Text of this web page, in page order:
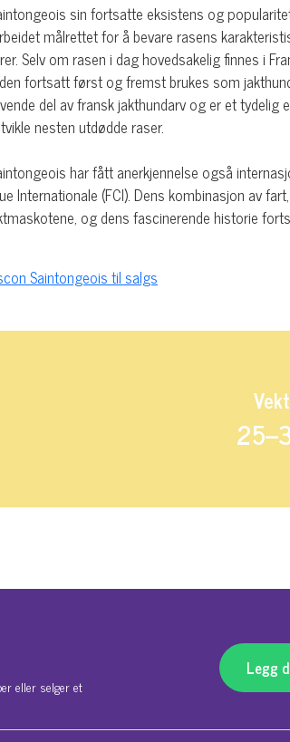
sin fortsatte eksistens og
målrettet for å bevare rasens
Selv om rasen i dag hovedsakelig finnes i
fortsatt først og fremst brukes som
del av fransk jakthundarv og er et tydelig
nesten utdødde raser.
har fått anerkjennelse også
Internationale (FCI). Dens kombinasjon av
og dens fascinerende historie
Saintongeois til salgs
Vekt
eller selger et
Legg